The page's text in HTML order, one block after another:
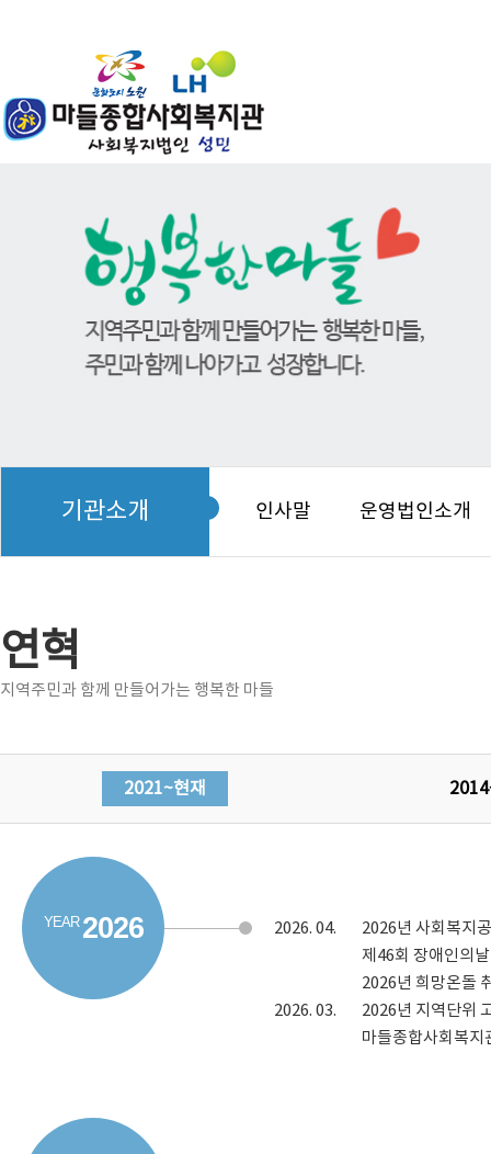
기관소개 인사말 운영법인소개
연혁
지역주민과 함께 만들어가는 행복한 마들
2021~현재
2026 2026. 04.
2026년 사회복지
제46회 장애인의
2026년 희망온돌
2026. 03.
2026년 지역단위
마들종합사회복지